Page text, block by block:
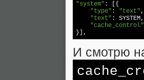
"system" : [{
"type" : "text",
"text" : SYSTEM,
"cache_control"
И смотрю